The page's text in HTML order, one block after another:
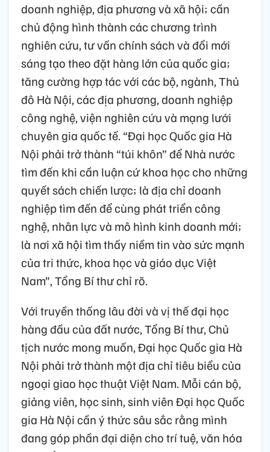
doanh nghiệp, địa phương và xã hội; cần
chủ động hình thành các chương trình
nghiên cứu, tư vấn chính sách và đổi mới
sáng tạo theo đặt hàng lớn của quốc gia;
tăng cường hợp tác với các bộ, ngành, Thủ
đô Hà Nội, các địa phương, doanh nghiệp
công nghệ, viện nghiên cứu và mạng lưới
chuyên gia quốc tế. “Đại học Quốc gia Hà
Nội phải trở thành “túi khôn” để Nhà nước
tìm đến khi cần luận cứ khoa học cho những
quyết sách chiến lược; là địa chỉ doanh
nghiệp tìm đến để cùng phát triển công
nghệ, nhân lực và mô hình kinh doanh mới;
là nơi xã hội tìm thấy niềm tin vào sức mạnh
của tri thức, khoa học và giáo dục Việt
Nam”, Tổng Bí thư chỉ rõ.
Với truyền thống lâu đời và vị thế đại học
hàng đầu của đất nước, Tổng Bí thư, Chủ
tịch nước mong muốn, Đại học Quốc gia Hà
Nội phải trở thành một địa chỉ tiêu biểu của
ngoại giao học thuật Việt Nam. Mỗi cán bộ,
giảng viên, học sinh, sinh viên Đại học Quốc
gia Hà Nội cần ý thức sâu sắc rằng mình
đang góp phần đại diện cho trí tuệ, văn hóa